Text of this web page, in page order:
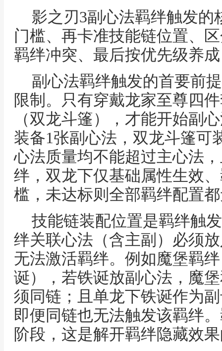
影之刃3副心法羁绊触发
门槛、再卡准技能链位置、
羁绊冲突、最后按优先级养
副心法羁绊触发的首要前
限制。只有穿戴龙家至尊四
（双龙斗篷），才能开始副
装备1张副心法，双龙斗篷可
心法质量均不能超过主心法
绊，双龙下仅基础属性生效
槛，未达标则全部羁绊配置
技能链装配位置是羁绊触
绊关联心法（含主副）必须
无法激活羁绊。例如魔堡羁
诞），若铁诞放副心法，魔
须同链；且单龙下铁诞作为
即便同链也无法触发该羁绊
阶段，这是解开羁绊隐藏效